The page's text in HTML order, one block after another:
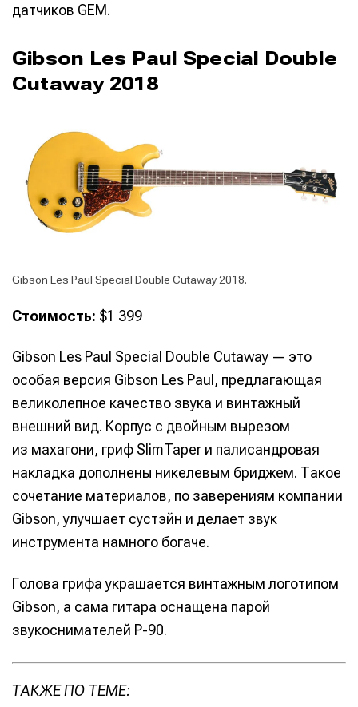
датчиков GEM.
Gibson Les Paul Special Double
Cutaway 2018
Gibson Les Paul Special Double Cutaway 2018.
Стоимость: $1 399
Gibson Les Paul Special Double Cutaway — это
особая версия Gibson Les Paul, предлагающая
великолепное качество звука и винтажный
внешний вид. Корпус с двойным вырезом
из махагони, гриф SlimTaper и палисандровая
накладка дополнены никелевым бриджем. Такое
сочетание материалов, по заверениям компании
Gibson, улучшает сустэйн и делает звук
инструмента намного богаче.
Голова грифа украшается винтажным логотипом
Gibson, а сама гитара оснащена парой
звукоснимателей P-90.
ТАКЖЕ ПО ТЕМЕ: